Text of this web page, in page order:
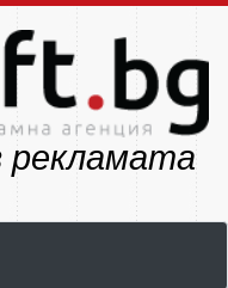
рекламата